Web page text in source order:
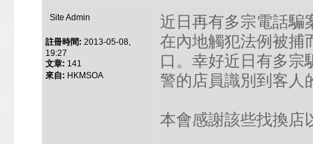
Site Admin
註冊時間: 2013-05-08,
19:27
文章: 141
來自: HKMSOA
近日再有多宗電話騙
在內地觸犯法例被捕
口。幸好近日有多宗
警的店員識別到客人
本會感謝該些找換店